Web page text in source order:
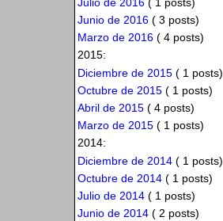
Junio de 2016( 3 posts)
Marzo de 2016( 4 posts)
2015:
Diciembre de 2015( 1 posts)
Octubre de 2015( 1 posts)
Abril de 2015( 4 posts)
Marzo de 2015( 1 posts)
2014:
Diciembre de 2014( 1 posts)
Octubre de 2014( 1 posts)
Julio de 2014( 1 posts)
Junio de 2014( 2 posts)